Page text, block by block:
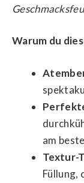
Warum du
am
Textur-
Füllung,